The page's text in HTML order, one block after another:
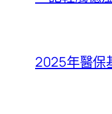
2025年醫保